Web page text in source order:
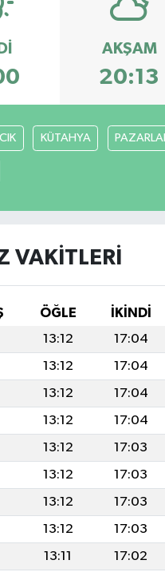
AKŞAM
20:13
KÜTAHYA
VAKITLERI
ÖĞLE İKINDI
13:12 17:04
13:12 17:04
13:12 17:04
13:12 17:04
13:12 17:03
13:12 17:03
13:12 17:03
13:12 17:03
13:11 17:02